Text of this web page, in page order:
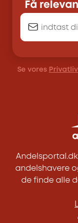
Få
Se vores
andelshavere
de finde alle